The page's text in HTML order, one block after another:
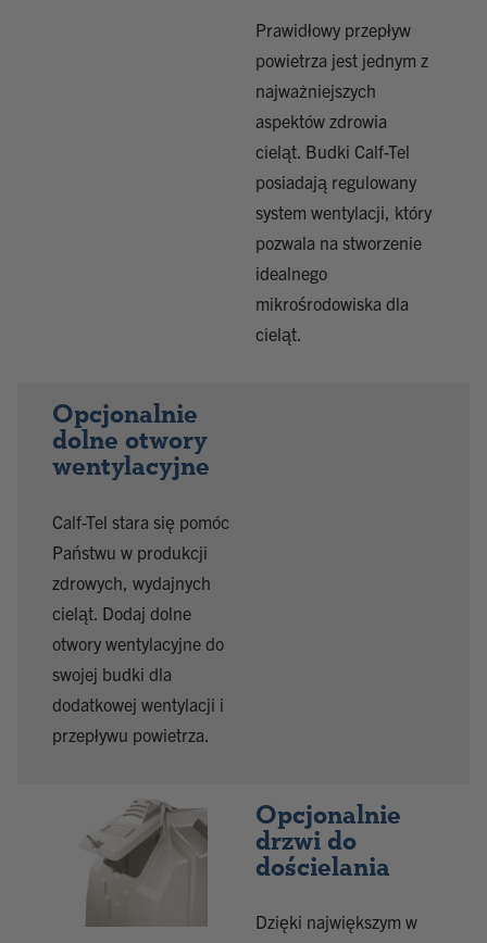
Prawidłowy przepływ
powietrza jest jednym z
najważniejszych
aspektów zdrowia
cieląt. Budki Calf-Tel
posiadają regulowany
system wentylacji, który
pozwala na stworzenie
idealnego
mikrośrodowiska dla
cieląt.
Opcjonalnie
dolne otwory
wentylacyjne
Calf-Tel stara się pomóc
Państwu w produkcji
zdrowych, wydajnych
cieląt. Dodaj dolne
otwory wentylacyjne do
swojej budki dla
dodatkowej wentylacji i
przepływu powietrza.
Opcjonalnie
drzwi do
dościelania
Dzięki największym w